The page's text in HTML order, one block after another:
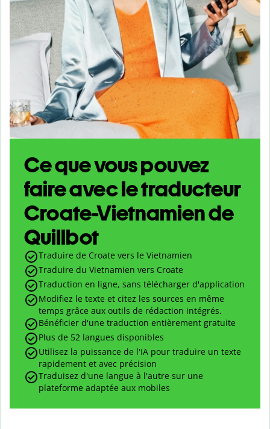
Ce que vous pouvez
faire avec le traducteur
Croate-Vietnamien de
Quillbot
Traduire de Croate vers le Vietnamien
Traduire du Vietnamien vers Croate
Traduction en ligne, sans télécharger d'application
Modifiez le texte et citez les sources en même
temps grâce aux outils de rédaction intégrés.
Bénéficier d'une traduction entièrement gratuite
Plus de 52 langues disponibles
Utilisez la puissance de l'IA pour traduire un texte
rapidement et avec précision
Traduisez d'une langue à l'autre sur une
plateforme adaptée aux mobiles